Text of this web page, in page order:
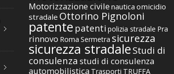
Motorizzazione civile nautica omicidio
stradale Ottorino Pignoloni
patente patenti polizia stradale Pra
rinnovo Roma Sermetra sicurezza
sicurezza stradaleStudi di
consulenza studi di consulenza
automobilistica Trasporti TRUFFA